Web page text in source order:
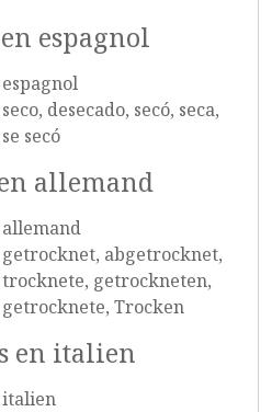
espagnol
espagnol
seco, desecado, secó, seca,
se secó
allemand
allemand
getrocknet, abgetrocknet,
trocknete, getrockneten,
getrocknete, Trocken
en italien
italien